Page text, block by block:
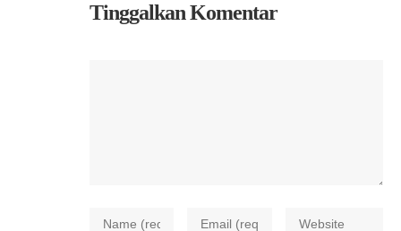
Tinggalkan Komentar